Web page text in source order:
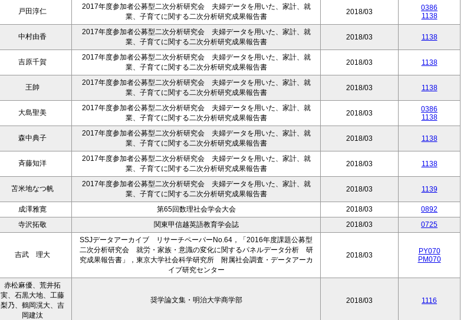
戸田淳仁
2017年度参加者公募型二次分析研究会 夫婦データを用いた、家計、就
業、子育てに関する二次分析研究成果報告書
2018/03
0386
1138
中村由香
2017年度参加者公募型二次分析研究会 夫婦データを用いた、家計、就
業、子育てに関する二次分析研究成果報告書
2018/03 1138
吉原千賀
2017年度参加者公募型二次分析研究会 夫婦データを用いた、家計、就
業、子育てに関する二次分析研究成果報告書
2018/03 1138
王帥
2017年度参加者公募型二次分析研究会 夫婦データを用いた、家計、就
業、子育てに関する二次分析研究成果報告書
2018/03 1138
大島聖美
2017年度参加者公募型二次分析研究会 夫婦データを用いた、家計、就
業、子育てに関する二次分析研究成果報告書
2018/03
0386
1138
森中典子
2017年度参加者公募型二次分析研究会 夫婦データを用いた、家計、就
業、子育てに関する二次分析研究成果報告書
2018/03 1138
斉藤知洋
2017年度参加者公募型二次分析研究会 夫婦データを用いた、家計、就
業、子育てに関する二次分析研究成果報告書
2018/03 1138
苫米地なつ帆
2017年度参加者公募型二次分析研究会 夫婦データを用いた、家計、就
業、子育てに関する二次分析研究成果報告書
2018/03 1139
成澤雅寛 第65回数理社会学会大会 2018/03
0892
寺沢拓敬 関東甲信越英語教育学会誌 2018/03 0725
吉武 理大
SSJデータアーカイブ リサーチペーパーNo.64，「2016年度課題公募型
二次分析研究会 就労・家族・意識の変化に関するパネルデータ分析 研
究成果報告書」，東京大学社会科学研究所 附属社会調査・データアーカ
イブ研究センター
2018/03
PY070
PM070
赤松麻優、荒井拓
実、石黒大地、工藤
梨乃、鶴岡滉大、吉
岡建汰
奨学論文集・明治大学商学部 2018/03 1116